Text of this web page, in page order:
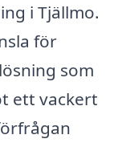
i Tjällmo.
för
som
ett vackert